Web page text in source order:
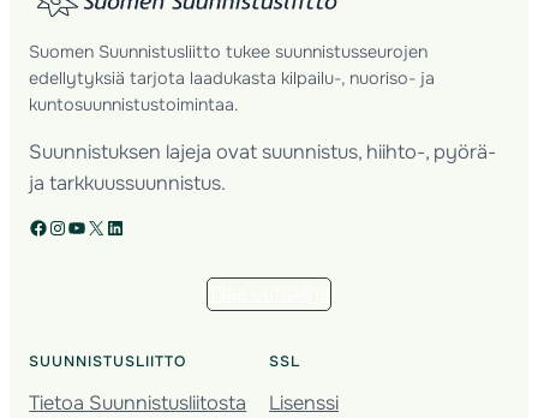
Suomen Suunnistusliitto tukee suunnistusseurojen
edellytyksiä tarjota laadukasta kilpailu-, nuoriso- ja
kuntosuunnistustoimintaa.
Suunnistuksen lajeja ovat suunnistus, hiihto-, pyörä-
ja tarkkuussuunnistus.
Facebook Instagram YouTube X LinkedIn
SUUNNISTUSLIITTO
Tietoa Suunnistusliitosta
SSL
Lisenssi